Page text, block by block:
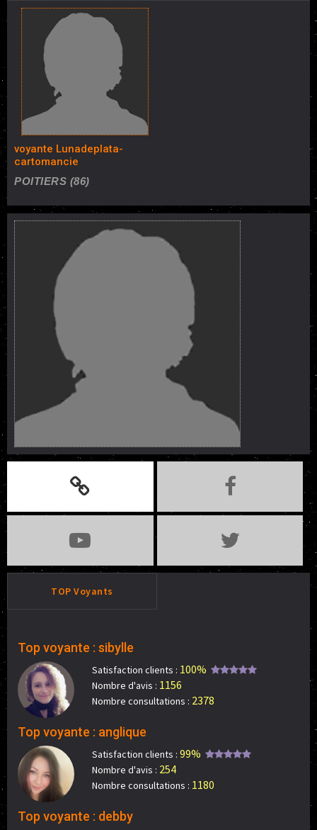
voyante Lunadeplata-
cartomancie
POITIERS (86)
TOP Voyants
Top voyante : sibylle
Satisfaction clients : 100%
Nombre d'avis : 1156
Nombre consultations : 2378
Top voyante : anglique
Satisfaction clients : 99%
Nombre d'avis : 254
Nombre consultations : 1180
Top voyante : debby